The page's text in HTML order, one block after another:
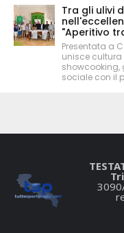
Tra gli ulivi
"Aperitivo
Presentata a
unisce cultura
showcooking,
sociale con il